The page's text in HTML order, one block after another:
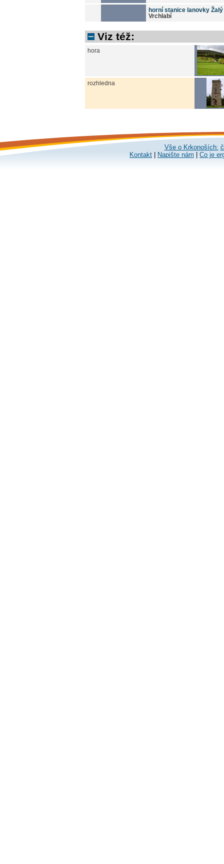
horní stanice lanovky Žalý
Vrchlabí
Viz též:
hora
rozhledna
Vše o Krkonoších:
Kontakt
Napište nám Co je